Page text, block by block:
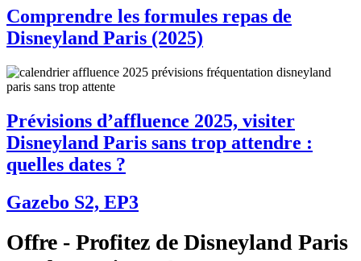
Comprendre les formules repas de
Disneyland Paris (2025)
Prévisions d’affluence 2025, visiter
Disneyland Paris sans trop attendre :
quelles dates ?
Gazebo S2, EP3
Offre - Profitez de Disneyland Paris